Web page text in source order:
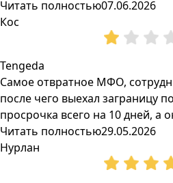
Читать полностью07.06.2026
Кос
Tengeda
Самое отвратное МФО,
после чего выехал заграницу
просрочка всего на 10 дней, а
Читать полностью29.05.2026
Нурлан